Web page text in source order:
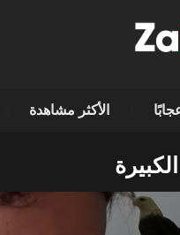
الأكثر مشاهدة